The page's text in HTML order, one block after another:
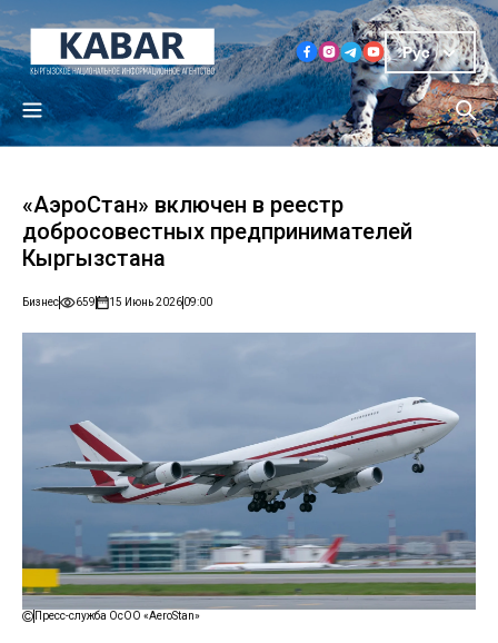
Рус
«АэроСтан» включен в реестр
добросовестных предпринимателей
Кыргызстана
Бизнес 659 15 Июнь 202609:00
Пресс-служба ОсОО «AeroStan»